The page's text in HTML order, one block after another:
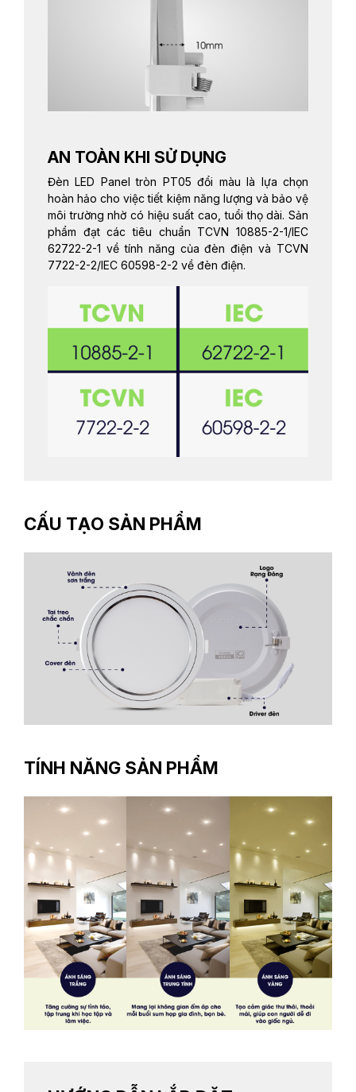
AN TOÀN KHI SỬ DỤNG
Đèn LED Panel tròn PT05 đổi màu là lựa chọn
hoàn hảo cho việc tiết kiệm năng lượng và bảo vệ
môi trường nhờ có hiệu suất cao, tuổi thọ dài. Sản
phẩm đạt các tiêu chuẩn TCVN 10885-2-1/IEC
62722-2-1 về tính năng của đèn điện và TCVN
7722-2-2/IEC 60598-2-2 về đèn điện.
CẤU TẠO SẢN PHẨM
TÍNH NĂNG SẢN PHẨM